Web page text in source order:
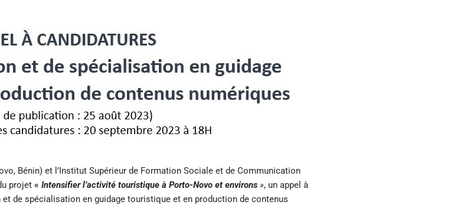
Bénin) et l’Institut Supérieur de Formation Sociale et de Communication
projet « Intensifier l’activité touristique à Porto-Novo et environs », un appel à
de spécialisation en guidage touristique et en production de contenus